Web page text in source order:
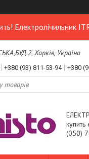
Електролічильник
Харків, Україна
+380 (93) 811-53-94 +380
(050)